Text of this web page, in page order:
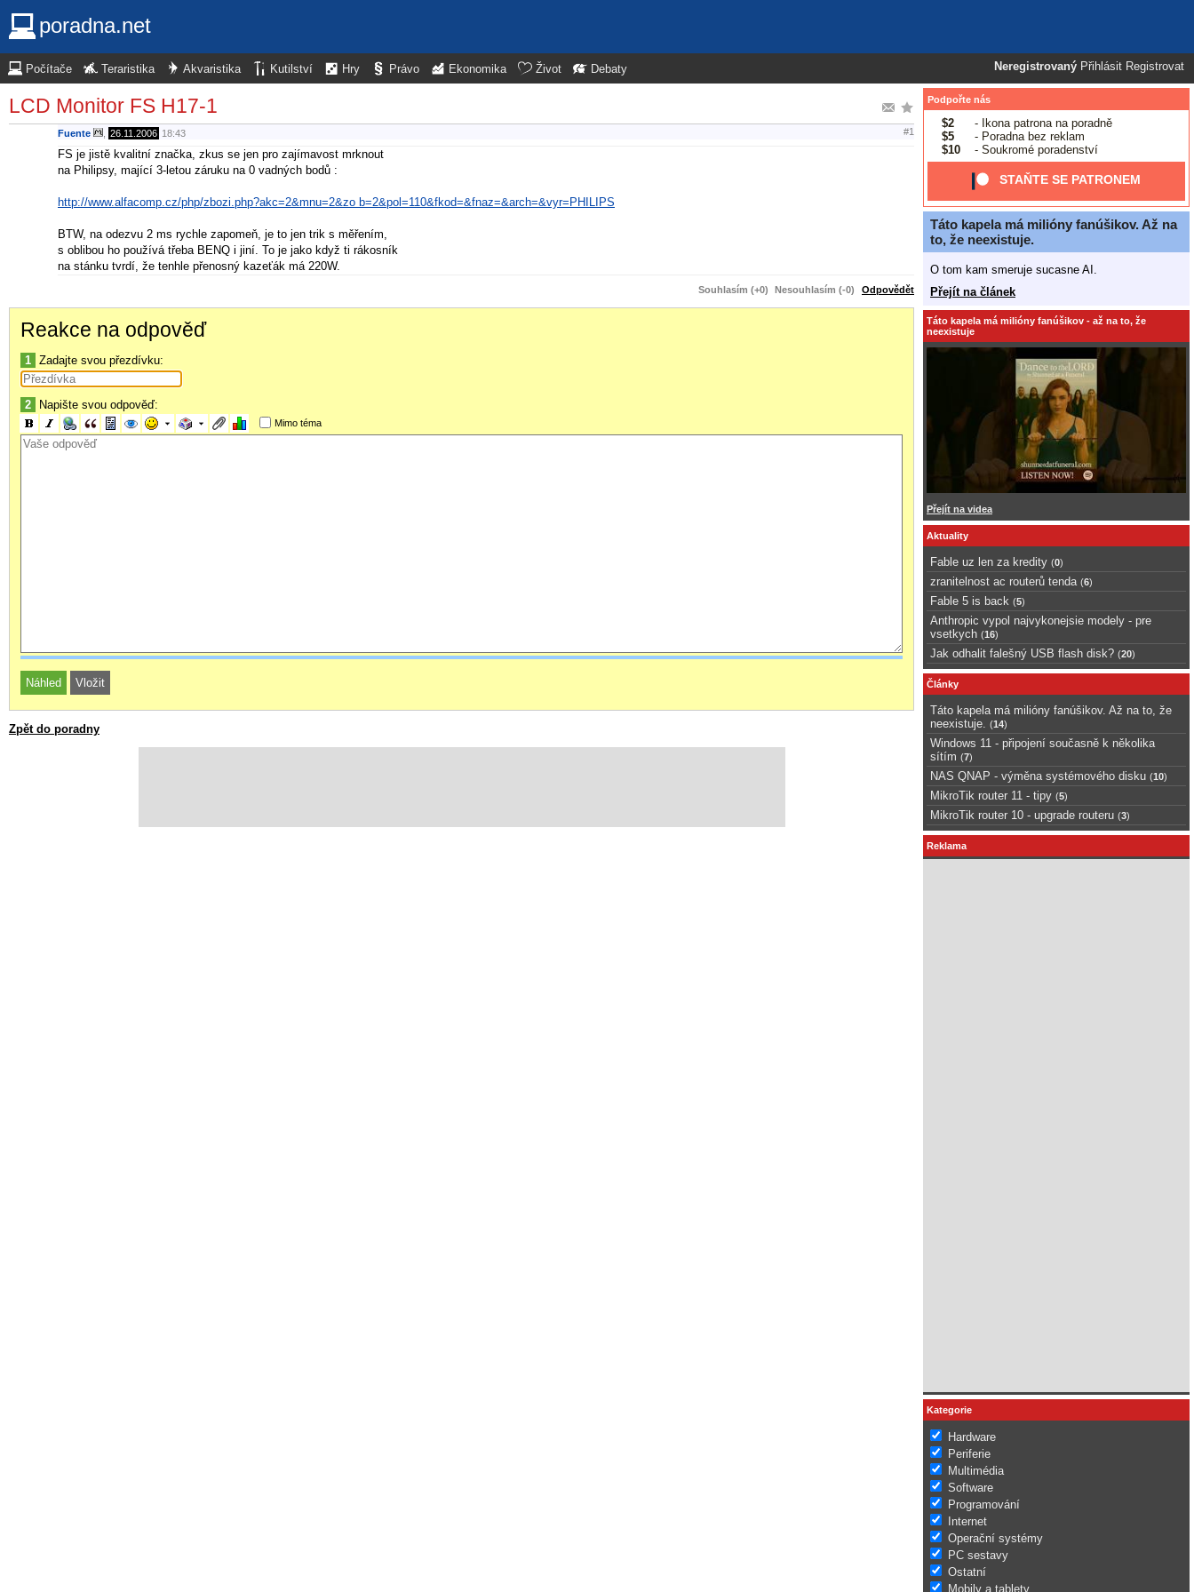
poradna.net
Neregistrovaný Přihlásit Registrovat
Počítače Teraristika Akvaristika Kutilství Hry Právo Ekonomika Život Debaty
LCD Monitor FS H17-1
Fuente 26.11.2006 18:43 #1
FS je jistě kvalitní značka, zkus se jen pro zajímavost mrknout
na Philipsy, mající 3-letou záruku na 0 vadných bodů :
http://www.alfacomp.cz/php/zbozi.php?akc=2&mnu=2&zo b=2&pol=110&fkod=&fnaz=&arch=&vyr=PHILIPS
BTW, na odezvu 2 ms rychle zapomeň, je to jen trik s měřením,
s oblibou ho používá třeba BENQ i jiní. To je jako když ti rákosník
na stánku tvrdí, že tenhle přenosný kazeťák má 220W.
Souhlasím (+0) Nesouhlasím (-0) Odpovědět
Reakce na odpověď
1 Zadajte svou přezdívku:
2 Napište svou odpověď:
Mimo téma
Zpět do poradny
Podpořte nás
$2
- Ikona patrona na poradně
$5
- Poradna bez reklam
$10
- Soukromé poradenství
STAŇTE SE PATRONEM
Táto kapela má milióny fanúšikov. Až na
to, že neexistuje.
O tom kam smeruje sucasne AI.
Přejít na článek
Táto kapela má milióny fanúšikov - až na to, že
neexistuje
Přejít na videa
Aktuality
Fable uz len za kredity (0)
zranitelnost ac routerů tenda (6)
Fable 5 is back (5)
Anthropic vypol najvykonejsie modely - pre
vsetkych (16)
Jak odhalit falešný USB flash disk? (20)
Články
Táto kapela má milióny fanúšikov. Až na to, že
neexistuje.
(14)
Windows 11 - připojení současně k několika
sítím (7)
NAS QNAP - výměna systémového disku (10)
MikroTik router 11 - tipy (5)
MikroTik router 10 - upgrade routeru (3)
Reklama
Kategorie
Hardware
Periferie
Multimédia
Software
Programování
Internet
Operační systémy
PC sestavy
Ostatní
Mobily a tablety